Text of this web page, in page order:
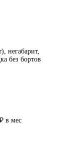
негабарит,
без бортов
в мес